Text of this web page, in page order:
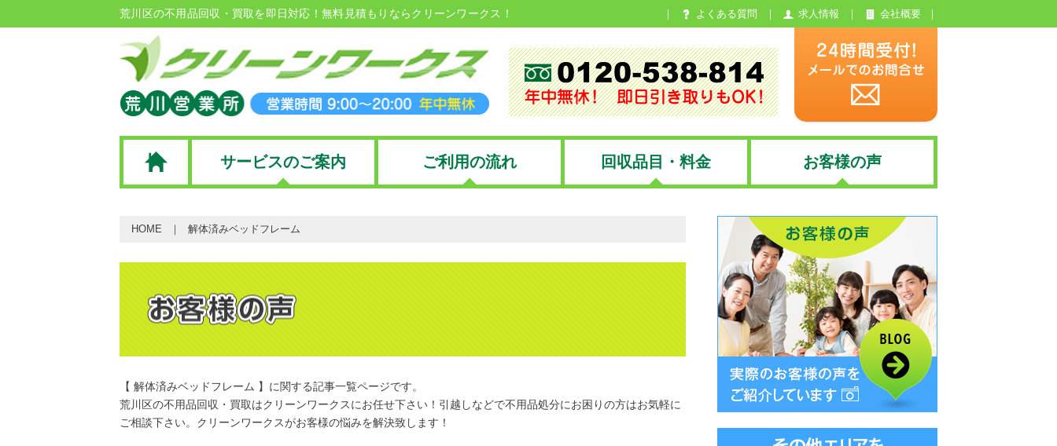
荒川区の不用品回収・買取を即日対応！無料見積もりならクリーンワークス！ よくある質問 求人情報 会社概要
サービスのご案内 ご利用の流れ 回収品目・料金 お客様の声
HOME 解体済みベッドフレーム
【 解体済みベッドフレーム 】に関する記事一覧ページです。
荒川区の不用品回収・買取はクリーンワークスにお任せ下さい！引越しなどで不用品処分にお困りの方はお気軽に
ご相談下さい。クリーンワークスがお客様の悩みを解決致します！